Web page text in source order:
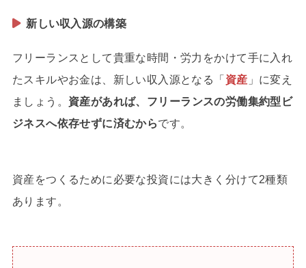
新しい収入源の構築
フリーランスとして貴重な時間・労力をかけて手に入れ
たスキルやお金は、新しい収入源となる「資産 」に変え
ましょう。 資産があれば、フリーランスの労働集約型ビ
ジネスへ依存せずに済むからです。
資産をつくるために必要な投資には大きく分けて2種類
あります。